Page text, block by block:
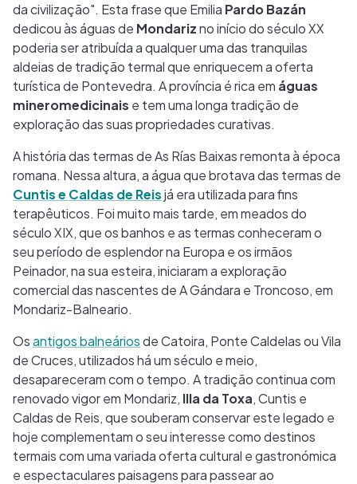
da civilização". Esta frase que Emilia Pardo Bazán
dedicou às águas de Mondarizno início do século XX
poderia ser atribuída a qualquer uma das tranquilas
aldeias de tradição termal que enriquecem a oferta
turística de Pontevedra. A província é rica em águas
mineromedicinais e tem uma longa tradição de
exploração das suas propriedades curativas.
A história das termas de As Rías Baixas remonta à época
romana. Nessa altura, a água que brotava das termas de
Cuntis e Caldas de Reisjá era utilizada para fins
terapêuticos. Foi muito mais tarde, em meados do
século XIX, que os banhos e as termas conheceram o
seu período de esplendor na Europa e os irmãos
Peinador, na sua esteira, iniciaram a exploração
comercial das nascentes de A Gándara e Troncoso, em
Mondariz-Balneario.
Osantigos balneáriosde Catoira, Ponte Caldelas ou Vila
de Cruces, utilizados há um século e meio,
desapareceram com o tempo. A tradição continua com
renovado vigor em Mondariz, Illa da Toxa, Cuntis e
Caldas de Reis, que souberam conservar este legado e
hoje complementam o seu interesse como destinos
termais com uma variada oferta cultural e gastronómica
e espectaculares paisagens para passear ao